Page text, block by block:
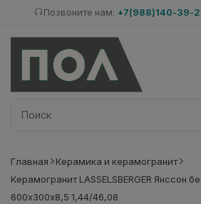
Позвоните нам: +7(988)140-39-
Главная
Керамика и керамогранит
Керамогранит LASSELSBERGER Янссон
600х300х8,5 1,44/46,08